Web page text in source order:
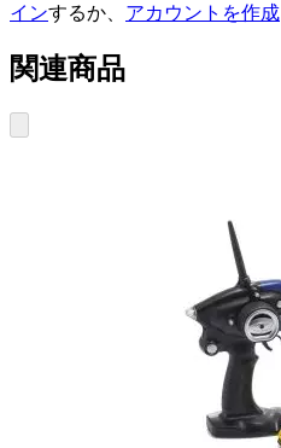
インするか、 アカウントを作成
関連商品